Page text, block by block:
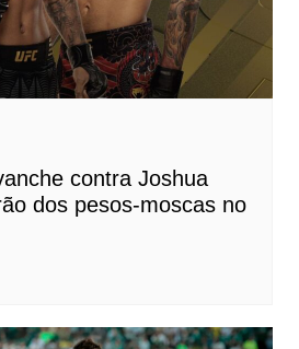
contra Joshua
dos pesos-moscas no